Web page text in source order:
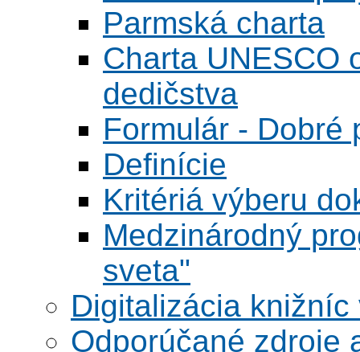
Parmská charta
Charta UNESCO
dedičstva
Formulár - Dobré
Definície
Kritériá výberu
Medzinárodný
sveta"
Digitalizácia knižníc
Odporúčané zdroje